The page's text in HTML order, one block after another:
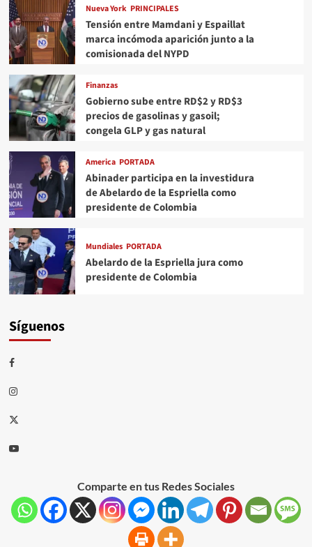
Nueva York PRINCIPALES
Tensión entre Mamdani y Espaillat
marca incómoda aparición junto a la
comisionada del NYPD
Finanzas
Gobierno sube entre RD$2 y RD$3
precios de gasolinas y gasoil;
congela GLP y gas natural
America PORTADA
Abinader participa en la investidura
de Abelardo de la Espriella como
presidente de Colombia
Mundiales PORTADA
Abelardo de la Espriella jura como
presidente de Colombia
Síguenos
Comparte en tus Redes Sociales